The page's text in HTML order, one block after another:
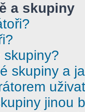
a skupiny
skupiny?
skupiny a
jinou